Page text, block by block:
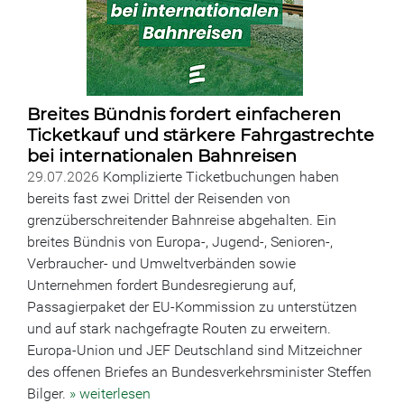
Breites Bündnis fordert einfacheren
Ticketkauf und stärkere Fahrgastrechte
bei internationalen Bahnreisen
29.07.2026 Komplizierte Ticketbuchungen haben
bereits fast zwei Drittel der Reisenden von
grenzüberschreitender Bahnreise abgehalten. Ein
breites Bündnis von Europa-, Jugend-, Senioren-,
Verbraucher- und Umweltverbänden sowie
Unternehmen fordert Bundesregierung auf,
Passagierpaket der EU-Kommission zu unterstützen
und auf stark nachgefragte Routen zu erweitern.
Europa-Union und JEF Deutschland sind Mitzeichner
des offenen Briefes an Bundesverkehrsminister Steffen
Bilger. » weiterlesen